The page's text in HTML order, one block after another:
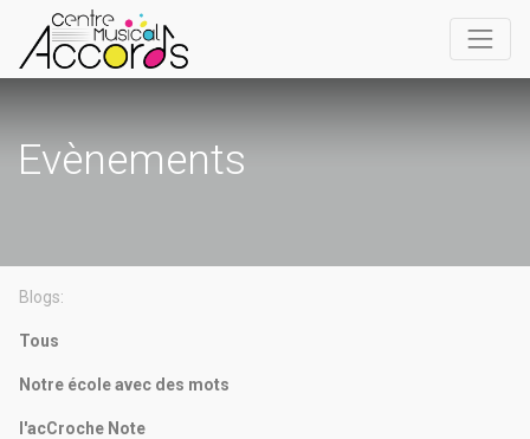
Evènements
Blogs:
Tous
Notre école avec des mots
l'acCroche Note